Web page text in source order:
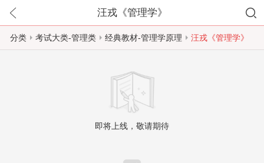
汪戎《管理学》
分类 考试大类-管理类 经典教材-管理学原理 汪戎《管理学》
即将上线，敬请期待